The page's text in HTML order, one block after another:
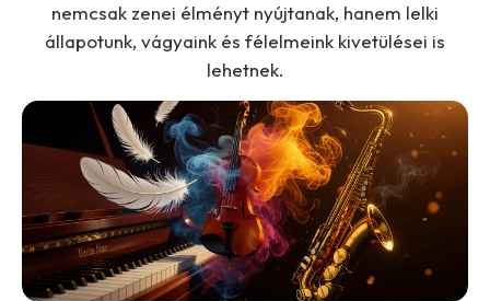
nemcsak zenei élményt nyújtanak, hanem lelki
állapotunk, vágyaink és félelmeink kivetülései is
lehetnek.